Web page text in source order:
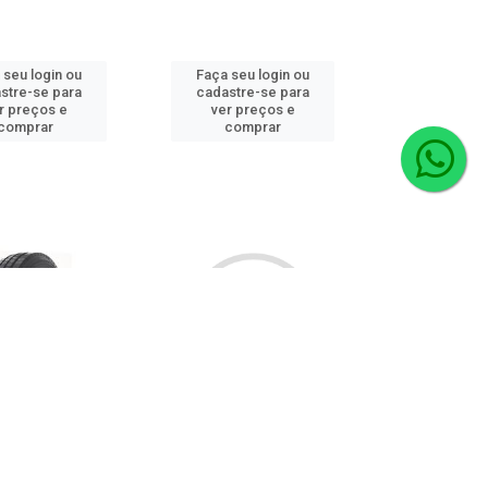
seu login ou
se para
preços e
Faça seu login ou
cadastre-se para
ver preços e
comprar